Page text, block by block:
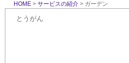
HOME > サービスの紹介 > ガーデン
とうがん